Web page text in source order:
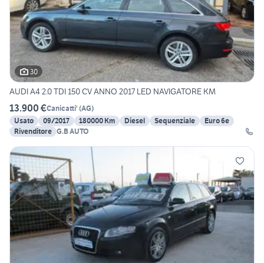
30
AUDI A4 2.0 TDI 150 CV ANNO 2017 LED NAVIGATORE KM
13.900 €Canicatti' (AG)
Usato
09/2017 180000 Km Diesel Sequenziale
Euro 6e
Rivenditore G.B AUTO